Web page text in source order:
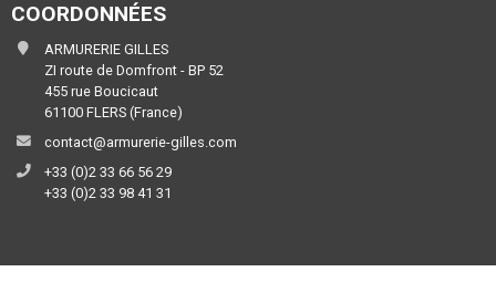
COORDONNÉES
ARMURERIE GILLES
ZI route de Domfront - BP 52
455 rue Boucicaut
61100 FLERS (France)
contact@armurerie-gilles.com
+33 (0)2 33 66 56 29
+33 (0)2 33 98 41 31